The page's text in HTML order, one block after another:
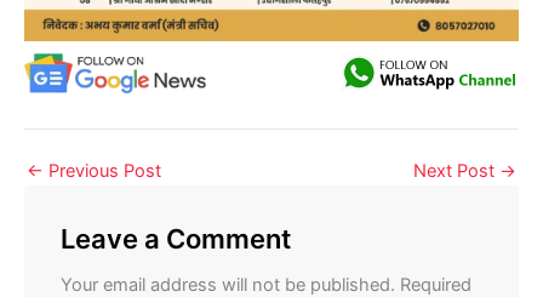
← Previous Post Next Post →
Leave a Comment
Your email address will not be published. Required